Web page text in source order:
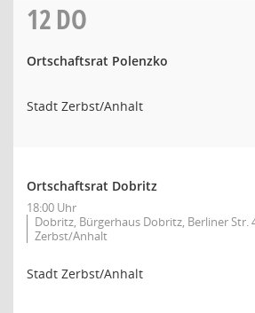
12DO
Ortschaftsrat Polenzko
Stadt Zerbst/Anhalt
Ortschaftsrat Dobritz
18:00 Uhr
Dobritz, Bürgerhaus Dobritz, Berliner Str.
Zerbst/Anhalt
Stadt Zerbst/Anhalt